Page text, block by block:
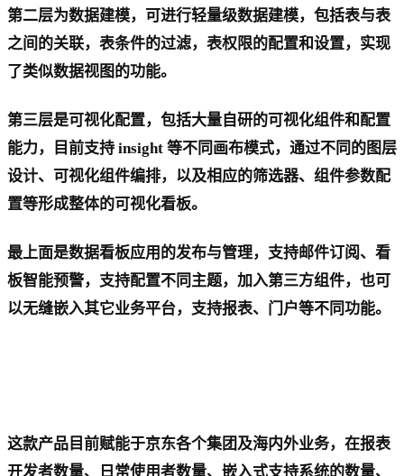
第二层为数据建模，可进行轻量级数据建模，包括表与表
之间的关联，表条件的过滤，表权限的配置和设置，实现
了类似数据视图的功能。
第三层是可视化配置，包括大量自研的可视化组件和配置
能力，目前支持 insight 等不同画布模式，通过不同的图层
设计、可视化组件编排，以及相应的筛选器、组件参数配
置等形成整体的可视化看板。
最上面是数据看板应用的发布与管理，支持邮件订阅、看
板智能预警，支持配置不同主题，加入第三方组件，也可
以无缝嵌入其它业务平台，支持报表、门户等不同功能。
这款产品目前赋能于京东各个集团及海内外业务，在报表
开发者数量、日常使用者数量、嵌入式支持系统的数量、